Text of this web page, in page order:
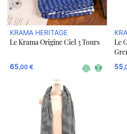
KRAMA HERITAGE
Le Krama Origine Ciel 3 Tours
65,00 €
Le
55